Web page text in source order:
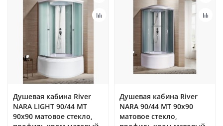
Душевая кабина River
NARA LIGHT 90/44 MT
90х90 матовое стекло,
Душевая кабина River
NARA 90/44 MT 90х90
матовое стекло,